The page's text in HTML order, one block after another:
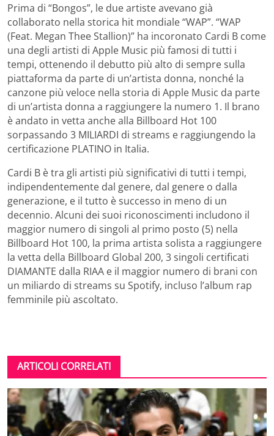
Prima di “Bongos”, le due artiste avevano già
collaborato nella storica hit mondiale “WAP”. “WAP
(Feat. Megan Thee Stallion)” ha incoronato Cardi B come
una degli artisti di Apple Music più famosi di tutti i
tempi, ottenendo il debutto più alto di sempre sulla
piattaforma da parte di un’artista donna, nonché la
canzone più veloce nella storia di Apple Music da parte
di un’artista donna a raggiungere la numero 1. Il brano
è andato in vetta anche alla Billboard Hot 100
sorpassando 3 MILIARDI di streams e raggiungendo la
certificazione PLATINO in Italia.
Cardi B è tra gli artisti più significativi di tutti i tempi,
indipendentemente dal genere, dal genere o dalla
generazione, e il tutto è successo in meno di un
decennio. Alcuni dei suoi riconoscimenti includono il
maggior numero di singoli al primo posto (5) nella
Billboard Hot 100, la prima artista solista a raggiungere
la vetta della Billboard Global 200, 3 singoli certificati
DIAMANTE dalla RIAA e il maggior numero di brani con
un miliardo di streams su Spotify, incluso l’album rap
femminile più ascoltato.
ARTICOLI CORRELATI